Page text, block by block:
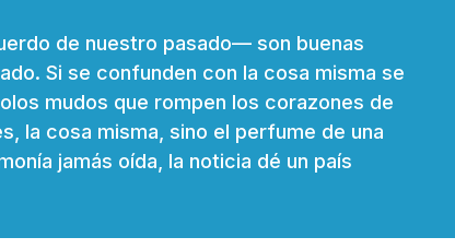
de nuestro pasado— son buenas
Si se confunden con la cosa misma se
mudos que rompen los corazones de
la cosa misma, sino el perfume de una
jamás oída, la noticia dé un país